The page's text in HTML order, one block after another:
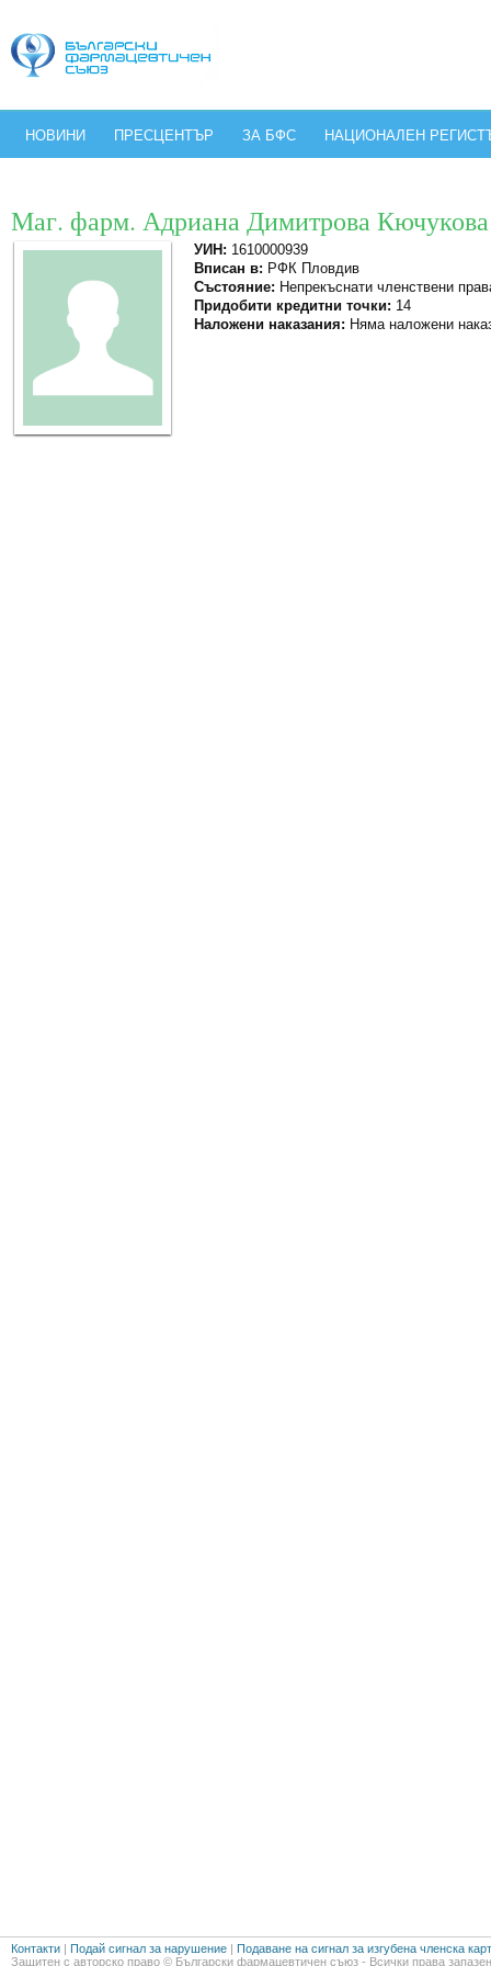
НОВИНИ ПРЕСЦЕНТЪР ЗА БФС НАЦИОНАЛЕН
Маг. фарм. Адриана Димитрова Кючукова
УИН: 1610000939
Вписан в: РФК Пловдив
Състояние: Непрекъснати членствени
Придобити кредитни точки: 14
Наложени наказания: Няма наложени
Контакти | Подай сигнал за нарушение | Подаване на сигнал за изгубена членска
Защитен с авторско право © Български фармацевтичен съюз - Всички права